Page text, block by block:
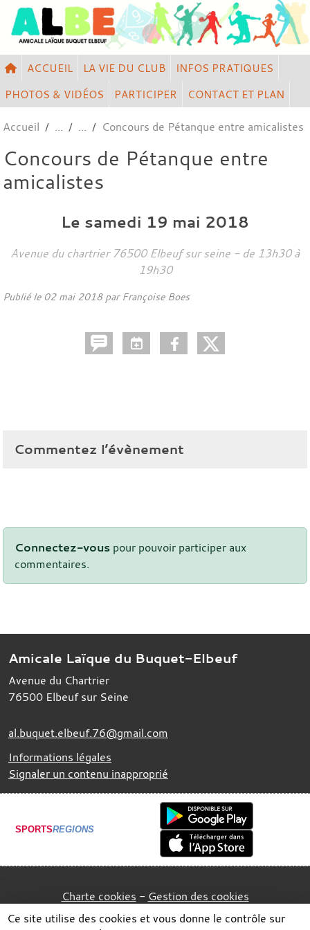
ACCUEIL LA VIE DU CLUB
INFOS PRATIQUES
PHOTOS & VIDÉOS
PARTICIPER CONTACT ET PLAN
Accueil Concours de Pétanque entre amicalistes
Concours de Pétanque entre
amicalistes
Le samedi 19 mai 2018
Avenue du chartrier 76500 Elbeuf sur seine - de 13h30 à
19h30
Publié le 02 mai 2018par Françoise Boes
Commentez l’évènement
Connectez-vous pour pouvoir participer aux
commentaires.
Amicale Laïque du Buquet-Elbeuf
Avenue du Chartrier
76500 Elbeuf sur Seine
al.buquet.elbeuf.76@gmail.com
Informations légales
Signaler un contenu inapproprié
SPORTSREGIONS
Charte cookies Gestion des cookies
Panneau de gestion des cookies
Ce site utilise des cookies et vous donne le contrôle sur